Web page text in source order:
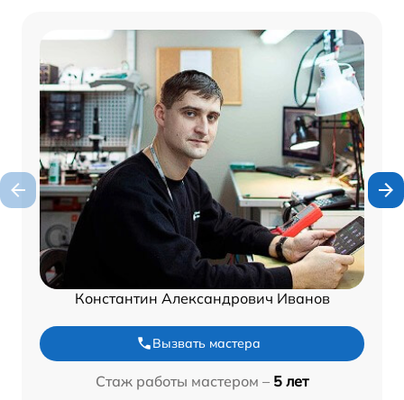
Константин Александрович Иванов
Вызвать мастера
Стаж работы мастером – 5 лет